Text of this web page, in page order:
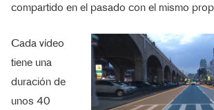
compartido en el pasado con el mismo
Cada vídeo
tiene una
duración de
unos 40